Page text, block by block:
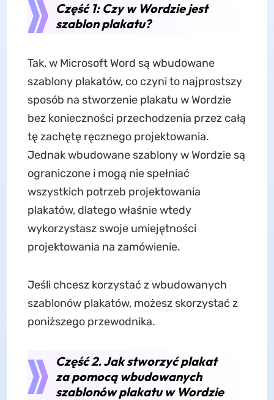
Część 1: Czy w Wordzie jest
szablon plakatu?
Tak, w Microsoft Word są wbudowane
szablony plakatów, co czyni to najprostszy
sposób na stworzenie plakatu w Wordzie
bez konieczności przechodzenia przez całą
tę zachętę ręcznego projektowania.
Jednak wbudowane szablony w Wordzie są
ograniczone i mogą nie spełniać
wszystkich potrzeb projektowania
plakatów, dlatego właśnie wtedy
wykorzystasz swoje umiejętności
projektowania na zamówienie.
Jeśli chcesz korzystać z wbudowanych
szablonów plakatów, możesz skorzystać z
poniższego przewodnika.
Część 2. Jak stworzyć plakat
za pomocą wbudowanych
szablonów plakatu w Wordzie